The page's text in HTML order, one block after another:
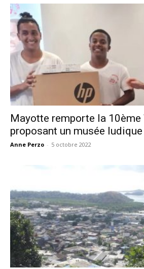
Mayotte remporte la 10ème
proposant un musée ludique
Anne Perzo - 5 octobre 2022